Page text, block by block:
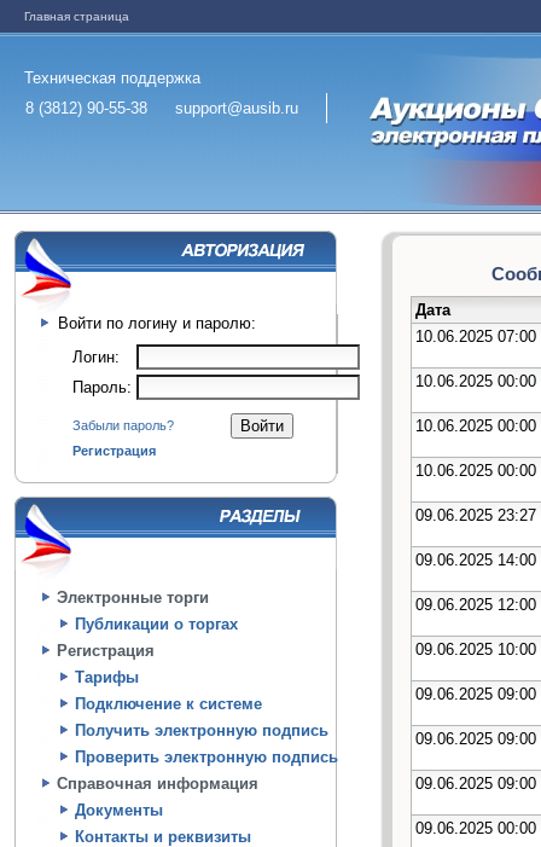
Главная страница
Техническая поддержка
8 (3812) 90-55-38
support@ausib.ru
Войти по логину и паролю:
Логин:
Пароль:
Забыли пароль?
Регистрация
Электронные торги
Публикации о торгах
Регистрация
Тарифы
Подключение к системе
Получить электронную подпись
Проверить электронную подпись
Справочная информация
Документы
Контакты и реквизиты
Дата
10.06.2025 07:00
10.06.2025 00:00
10.06.2025 00:00
10.06.2025 00:00
09.06.2025 23:27
09.06.2025 14:00
09.06.2025 12:00
09.06.2025 10:00
09.06.2025 09:00
09.06.2025 09:00
09.06.2025 09:00
09.06.2025 00:00